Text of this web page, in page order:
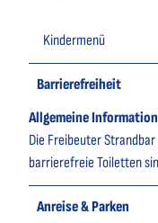
Kindermenü
Barrierefreiheit
Allgemeine
Die Freibeuter
barrierefreie Toiletten
Anreise & Parken